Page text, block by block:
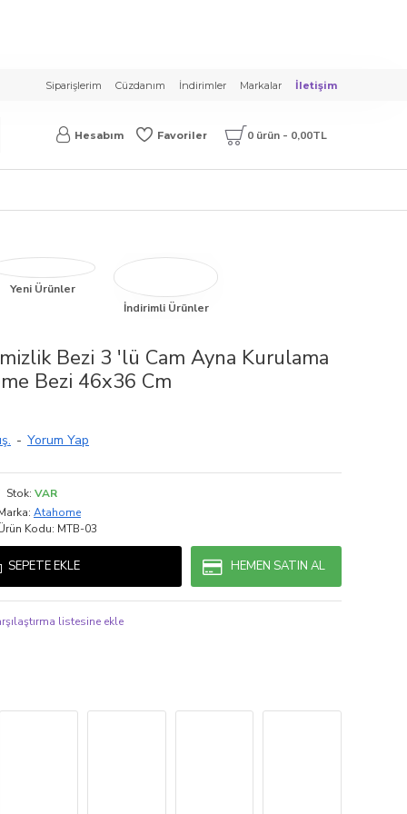
Siparişlerim Cüzdanım İndirimler Markalar İletişim
Hesabım Favoriler 0 ürün - 0,00TL
Yeni Ürünler
İndirimli Ürünler
Bezi 3 'lü Cam Ayna Kurulama
Bezi 46x36 Cm
- Yorum Yap
Stok: VAR
Atahome
Kodu: MTB-03
SEPETE EKLE HEMEN SATIN AL
listesine ekle